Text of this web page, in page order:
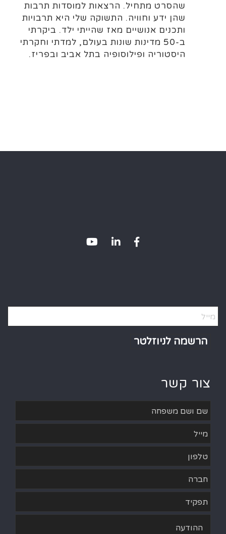
שהסרט מתחיל. הרצאות למוסדות תרבות
שהן ידע וחוויה. התשוקה שלי היא תרבויות
ותכנים אנושיים מאז שהייתי ילד. ביקרתי
ב-50 מדינות שונות בעולם, למדתי וחקרתי
היסטוריה ופילוסופיה בתל אביב ובפריז.
צור קשר